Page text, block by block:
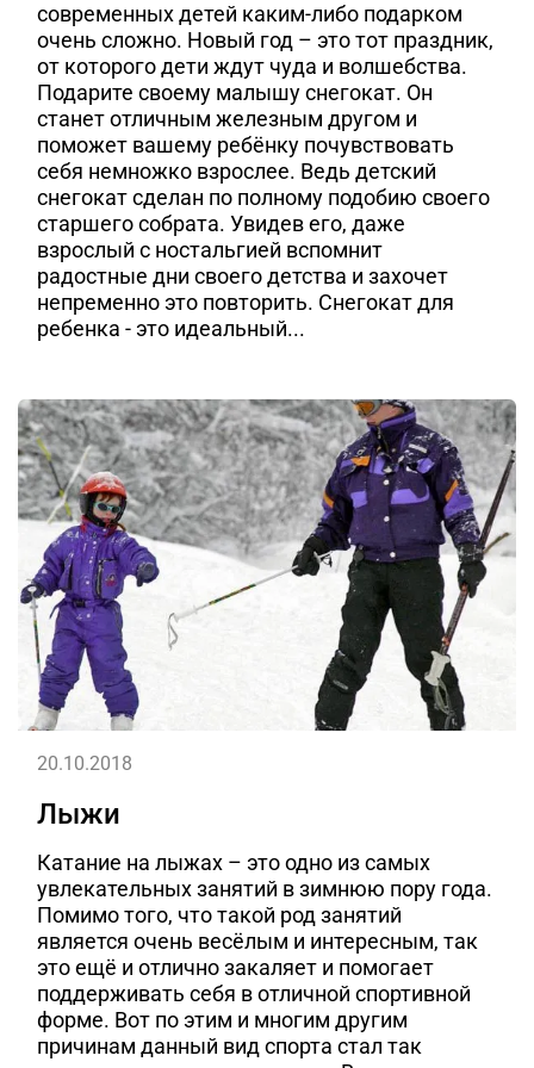
современных детей каким-либо подарком
очень сложно. Новый год – это тот праздник,
от которого дети ждут чуда и волшебства.
Подарите своему малышу снегокат. Он
станет отличным железным другом и
поможет вашему ребёнку почувствовать
себя немножко взрослее. Ведь детский
снегокат сделан по полному подобию своего
старшего собрата. Увидев его, даже
взрослый с ностальгией вспомнит
радостные дни своего детства и захочет
непременно это повторить. Снегокат для
ребенка - это идеальный...
Лыжи
Катание на лыжах – это одно из самых
увлекательных занятий в зимнюю пору года.
Помимо того, что такой род занятий
является очень весёлым и интересным, так
это ещё и отлично закаляет и помогает
поддерживать себя в отличной спортивной
форме. Вот по этим и многим другим
причинам данный вид спорта стал так
20.10.2018